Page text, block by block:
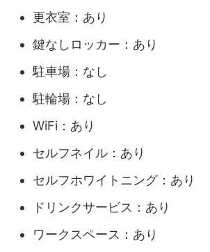
更衣室：あり
鍵なしロッカー：あり
駐車場：なし
駐輪場：なし
WiFi：あり
セルフネイル：あり
セルフホワイトニング：あり
ドリンクサービス：あり
ワークスペース：あり